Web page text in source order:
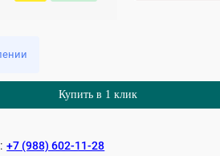
Купить в 1 клик
+7 (988) 602-11-28